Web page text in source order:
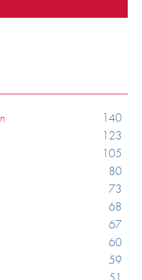
140
123
105
80
73
68
67
60
59